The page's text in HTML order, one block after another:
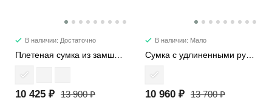
В наличии: Достаточно
10 425 ₽ 13 900 ₽
В наличии: Мало
10 960 ₽ 13 700 ₽